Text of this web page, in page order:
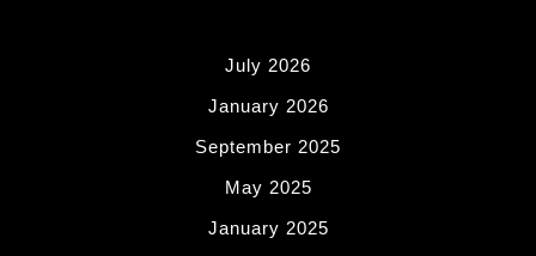
July 2026
January 2026
September 2025
May 2025
January 2025